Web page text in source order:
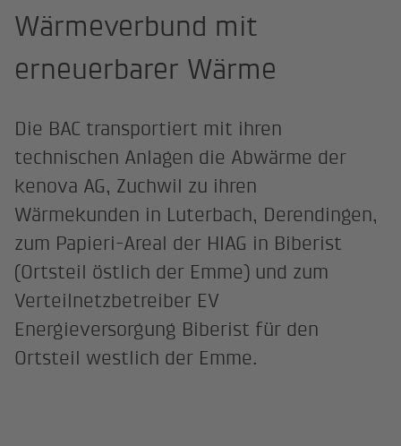
Wärmeverbund mit
erneuerbarer Wärme
Die BAC transportiert mit ihren
technischen Anlagen die Abwärme der
kenova AG, Zuchwil zu ihren
Wärmekunden in Luterbach, Derendingen,
zum Papieri-Areal der HIAG in Biberist
(Ortsteil östlich der Emme) und zum
Verteilnetzbetreiber EV
Energieversorgung Biberist für den
Ortsteil westlich der Emme.